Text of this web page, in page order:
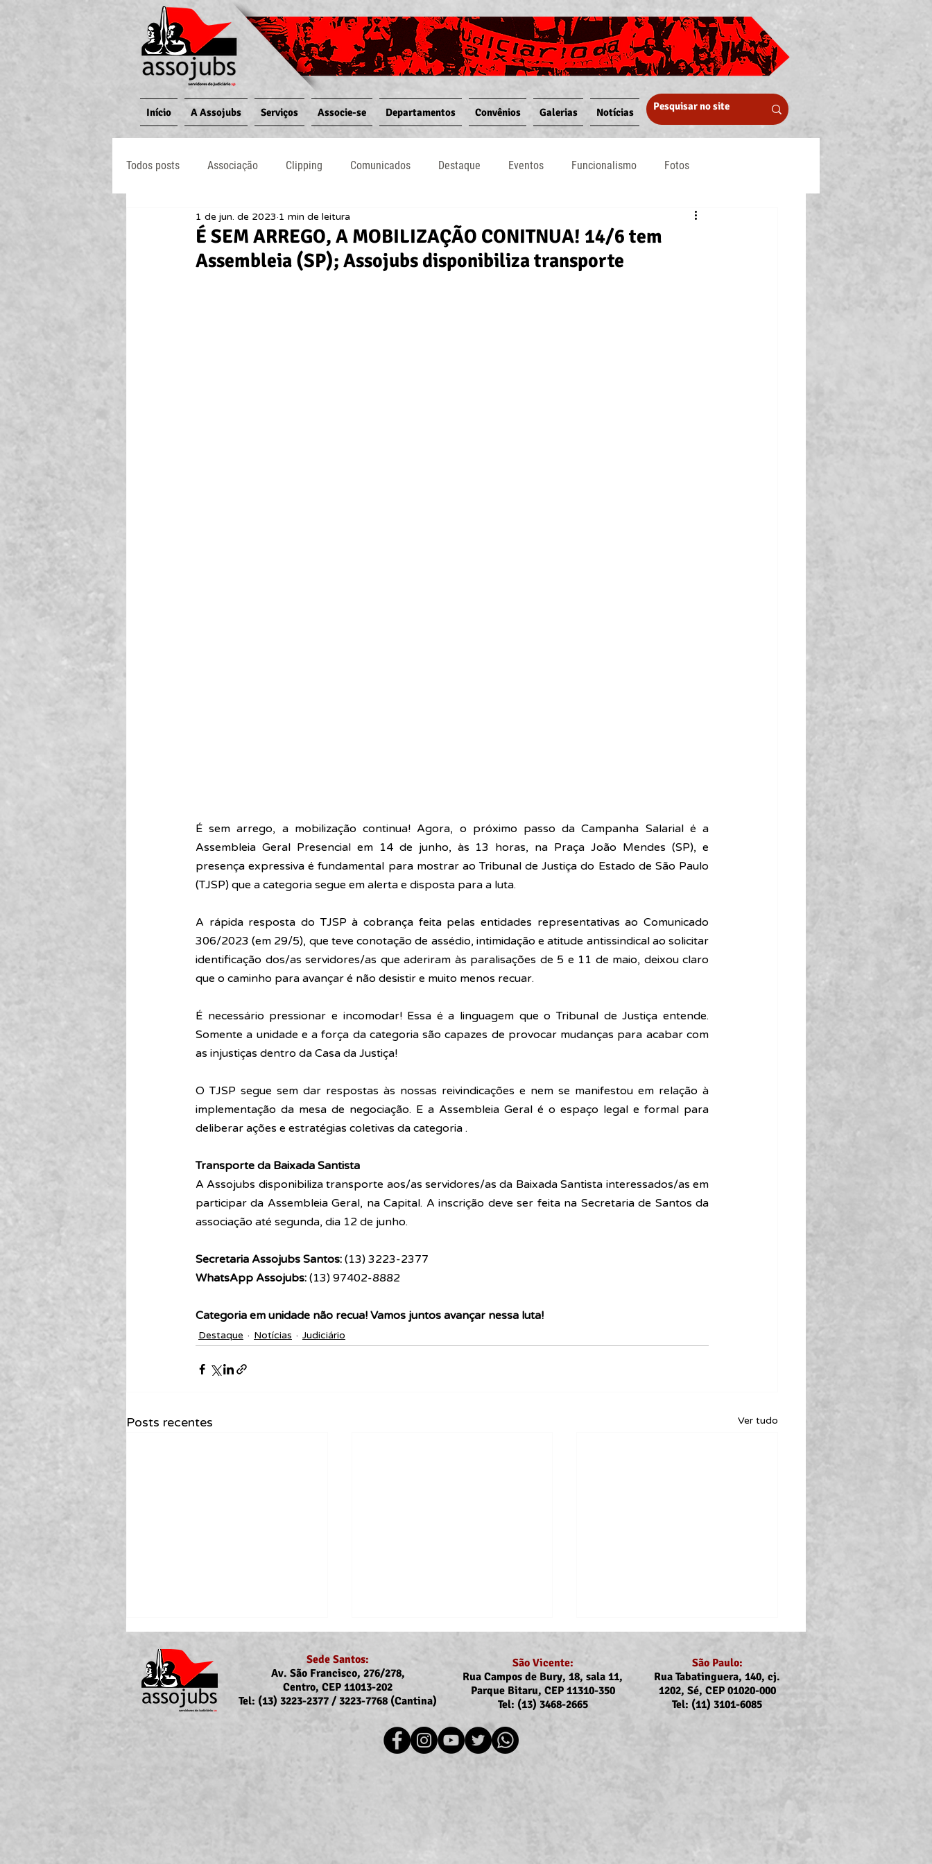
Início A Assojubs Serviços Associe-se Departamentos Convênios Galerias Notícias
Todos posts Associação Clipping Comunicados Destaque Eventos Funcionalismo Fotos
Jornal O Processo Judiciário Notícias
É SEM ARREGO, A MOBILIZAÇÃO CONITNUA! 14/6 tem
Assembleia (SP); Assojubs disponibiliza transporte
1 de jun. de 2023 1 min de leitura
É sem arrego, a mobilização continua! Agora, o próximo passo da Campanha Salarial é a
Assembleia Geral Presencial em 14 de junho, às 13 horas, na Praça João Mendes (SP), e
presença expressiva é fundamental para mostrar ao Tribunal de Justiça do Estado de São Paulo
(TJSP) que a categoria segue em alerta e disposta para a luta.
A rápida resposta do TJSP à cobrança feita pelas entidades representativas ao Comunicado
306/2023 (em 29/5), que teve conotação de assédio, intimidação e atitude antissindical ao solicitar
identificação dos/as servidores/as que aderiram às paralisações de 5 e 11 de maio, deixou claro
que o caminho para avançar é não desistir e muito menos recuar.
É necessário pressionar e incomodar! Essa é a linguagem que o Tribunal de Justiça entende.
Somente a unidade e a força da categoria são capazes de provocar mudanças para acabar com
as injustiças dentro da Casa da Justiça!
O TJSP segue sem dar respostas às nossas reivindicações e nem se manifestou em relação à
implementação da mesa de negociação. E a Assembleia Geral é o espaço legal e formal para
deliberar ações e estratégias coletivas da categoria .
Transporte da Baixada Santista
A Assojubs disponibiliza transporte aos/as servidores/as da Baixada Santista interessados/as em
participar da Assembleia Geral, na Capital. A inscrição deve ser feita na Secretaria de Santos da
associação até segunda, dia 12 de junho.
Secretaria Assojubs Santos: (13) 3223-2377
WhatsApp Assojubs: (13) 97402-8882
Categoria em unidade não recua! Vamos juntos avançar nessa luta!
Destaque Notícias Judiciário
Posts recentes Ver tudo
Recomposição do auxílio-
Sede Santos:
Av. São Francisco, 276/278,
Centro, CEP 11013-202
Tel: (13) 3223-2377 / 3223-7768 (Cantina)
São Vicente:
Rua Campos de Bury, 18, sala 11,
Parque Bitaru, CEP 11310-350
Tel: (13) 3468-2665
São Paulo:
Rua Tabatinguera, 140, cj.
1202, Sé, CEP 01020-000
Tel: (11) 3101-6085